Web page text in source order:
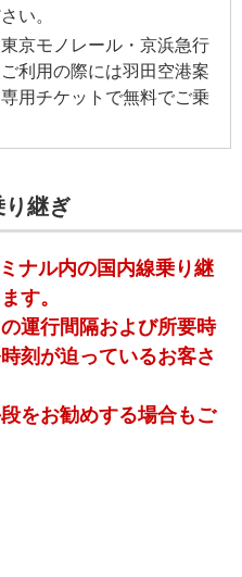
い。
京モノレール・京浜急行
利用の際には羽田空港案
用チケットで無料でご乗
り継ぎ
ナル内の国内線乗り継
す。
運行間隔および所要時
刻が迫っているお客さ
をお勧めする場合もご